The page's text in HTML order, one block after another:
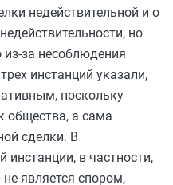
недействительной и о
но
за несоблюдения
инстанций указали,
поскольку
общества, а сама
сделки. В
инстанции, в частности,
является спором,